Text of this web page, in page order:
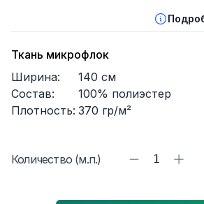
Ткань микрофлок
Ширина:
140 см
Состав:
100% полиэстер
Плотность: 370 гр/м²
Количество (м.п.) 1